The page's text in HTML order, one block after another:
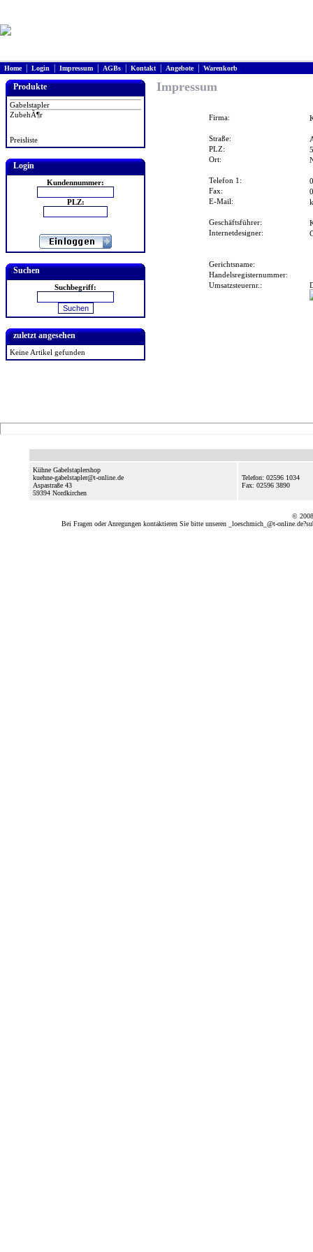
Home| Login Impressum AGBs Kontakt| Angebote| Warenkorb
Produkte
Gabelstapler
ZubehÃ¶r
Preisliste
Login
Kundennummer:
PLZ:
Suchen
Suchbegriff:
zuletzt angesehen
Keine Artikel gefunden
Impressum
Firma:
Straße:
PLZ:
Ort:
Telefon 1:
Fax:
E-Mail:
Geschäftsführer:
Internetdesigner:
Gerichtsname:
Handelsregisternummer:
Umsatzsteuernr.:
Kühne Gabelstaplershop
kuehne-gabelstapler@t-online.de
Aspastraße 43
59394 Nordkirchen
Telefon: 02596 1034
Fax: 02596 3890
© 2008
Bei Fragen oder Anregungen kontaktieren Sie bitte unseren
_loeschmich_@t-